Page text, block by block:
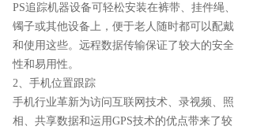
PS追踪机器设备可轻松安装在裤带、挂件绳、
镯子或其他设备上，便于老人随时都可以配戴
和使用这些。远程数据传输保证了较大的安全
性和易用性。
2、手机位置跟踪
手机行业革新为访问互联网技术、录视频、照
相、共享数据和运用GPS技术的优点带来了较